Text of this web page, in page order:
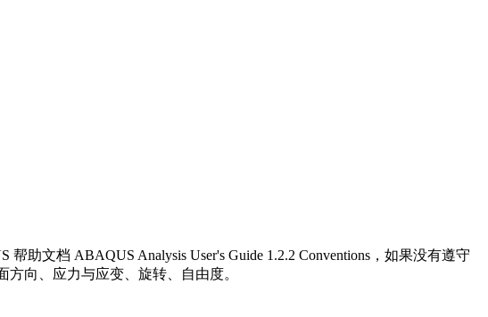
文档 ABAQUS Analysis User's Guide 1.2.2 Conventions，如果没有遵守
向、应力与应变、旋转、自由度。